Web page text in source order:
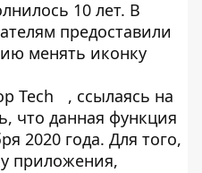
10 лет. В
предоставили
менять иконку
Tech
, ссылаясь на
что данная функция
2020 года. Для того,
приложения,